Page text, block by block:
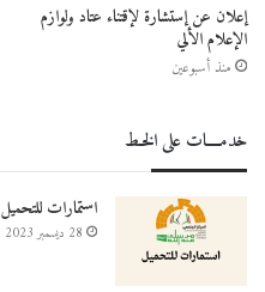
إعلان عن إستشارة لإقتناء عتاد ولوازم
الإعلام الألي
منذ أسبوعين
خدمــــات على الخـط
استمارات للتحميل
28 ديسمبر 2023